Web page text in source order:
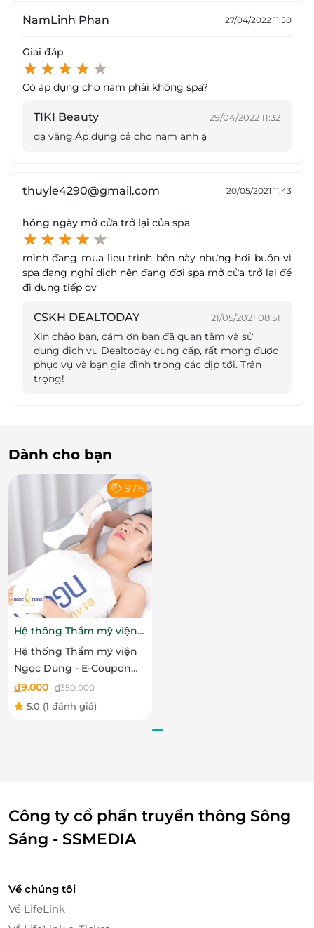
Cùng với đó các kỹ thuật viên sẽ tiến hành thoa tinh
tăng tuần hoàn tại chỗ, góp phần chống viêm, giảm
phù nề, tăng cường trao đổi chất, mang ôxy tới cho
tế bào và mang đi các chất thải cặn bã. Đối với cơ
xương khớp, xoa bóp làm giãn cơ, đặc biệt là những
nhóm cơ đã bị co cứng trước đó.
Kết thúc liệu trình, khách hàng sẽ cảm thấy tinh
thần trở nên thư thái, dễ chịu, làn da mịn màng và cơ
thể tràn đầy năng lượng.
NamLinh Phan 27/04/2022 11:50
Giải đáp
Có áp dụng cho nam phải không spa?
TIKI Beauty 29/04/2022 11:32
dạ vâng.Áp dụng cả cho nam anh ạ
thuyle4290@gmail.com 20/05/2021 11:43
hóng ngày mở cửa trở lại của spa
mình đang mua lieu trình bên này nhưng hơi buồn vì
spa đang nghỉ dịch nên đang đợi spa mở cửa trở lại để
đi dung tiếp dv
CSKH DEALTODAY 21/05/2021 08:51
Xin chào bạn, cám ơn bạn đã quan tâm và sử
dụng dịch vụ Dealtoday cung cấp, rất mong được
phục vụ và bạn gia đình trong các dịp tới. Trân
trọng!
Dành cho bạn
97%
Hệ thống Thẩm mỹ viện
Ngọc Dung
Hệ thống Thẩm mỹ viện
Ngọc Dung - E-Coupon
ưu đãi trải nghiệm dịch
vụ Triệt lông nách hoặc
đ9.000 đ350.000
5.0 (1 đánh giá)
Công ty cổ phần truyền thông Sông
Sáng - SSMEDIA
Về chúng tôi
Về LifeLink